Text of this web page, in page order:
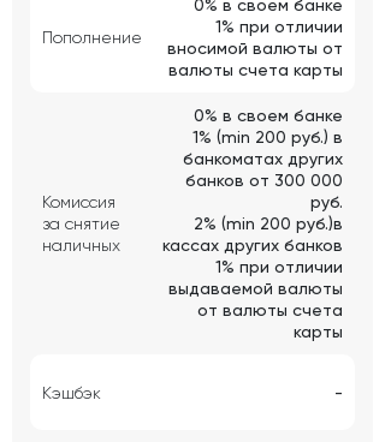
Пополнение
0% в своем банке
1% при отличии
вносимой валюты от
валюты счета карты
Комиссия
за снятие
наличных
0% в своем банке
1% (min 200 руб.) в
банкоматах других
банков от 300 000
руб.
2% (min 200 руб.)в
кассах других банков
1% при отличии
выдаваемой валюты
от валюты счета
карты
Кэшбэк -